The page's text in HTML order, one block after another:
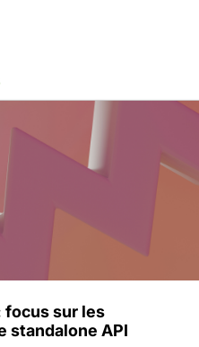
focus sur les
standalone API